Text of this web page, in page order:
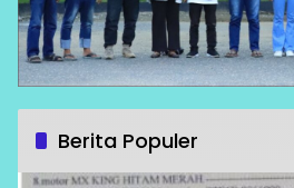
Berita Populer